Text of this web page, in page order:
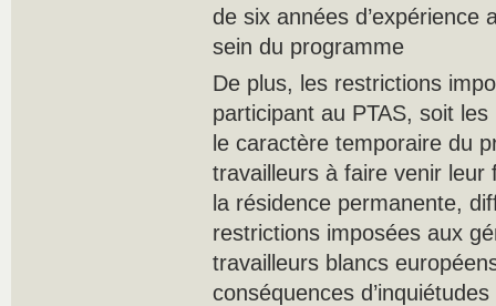
de six années d’expérience
sein du programme
De plus, les restrictions
participant au PTAS, soit
le caractère temporaire du
travailleurs à faire venir leur
la résidence permanente,
restrictions imposées aux
travailleurs blancs
conséquences